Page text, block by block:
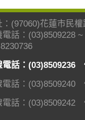
：(97060)花蓮市民權
電話：(03)8509228
電話：(03)8509236
電話：(03)8509240
電話：(03)8509242